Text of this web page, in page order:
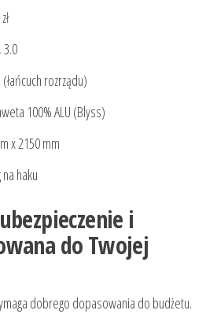
3.0
(łańcuch rozrządu)
100% ALU (Blyss)
x 2150 mm
haku
i
do Twojej
dobrego dopasowania do budżetu.